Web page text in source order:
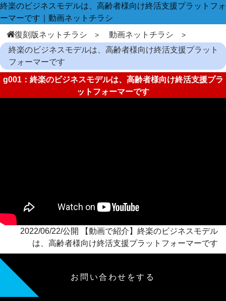
終楽のビジネスモデルは、高齢者様向け終活支援プラットフォ
ーマーです｜動画ネットチラシ
復刻版ネットチラシ
動画ネットチラシ
終楽のビジネスモデルは、高齢者様向け終活支援プラット
フォーマーです
g001：終楽のビジネスモデルは、高齢者様向け終活支援プラ
ットフォーマーです
2022/06/22/公開 【動画で紹介】終楽のビジネスモデル
は、高齢者様向け終活支援プラットフォーマーです
お問い合わせをする